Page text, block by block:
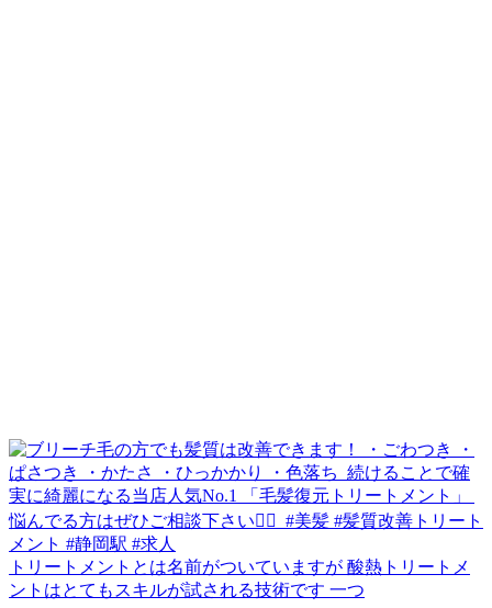
トリートメントとは名前がついていますが 酸熱トリートメ
ントはとてもスキルが試される技術です 一つ